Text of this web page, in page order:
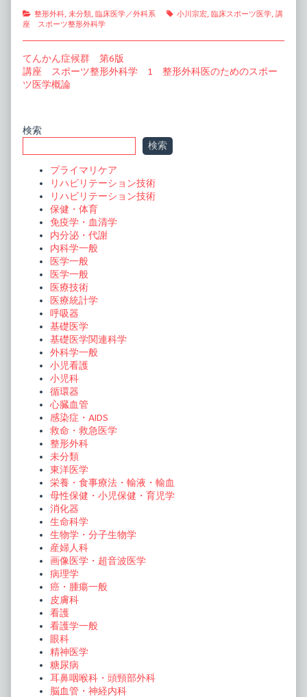
Categories
整形外科, 未分類, 臨床医学／外科系 Tags
小川宗宏, 臨床スポーツ医学, 講
座 スポーツ整形外科学
投
稿
ゲ
ー
Previous
post:
てんかん症候群 第6版
Next
post:
講座 スポーツ整形外科学 1 整形外科医のためのスポー
ツ医学概論
Primary
Sidebar
検索
検索
プライマリケア
リハビリテーション技術
リハビリテーション技術
保健・体育
免疫学・血清学
内分泌・代謝
内科学一般
医学一般
医学一般
医療技術
医療統計学
呼吸器
基礎医学
基礎医学関連科学
外科学一般
小児看護
小児科
循環器
心臓血管
感染症・AIDS
救命・救急医学
整形外科
未分類
東洋医学
栄養・食事療法・輸液・輸血
母性保健・小児保健・育児学
消化器
生命科学
生物学・分子生物学
産婦人科
画像医学・超音波医学
病理学
癌・腫瘍一般
皮膚科
看護
看護学一般
眼科
精神医学
糖尿病
耳鼻咽喉科・頭頸部外科
脳血管・神経内科